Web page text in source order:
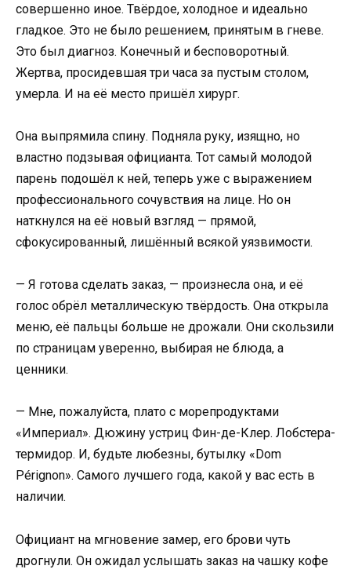
совершенно иное. Твёрдое, холодное и идеально
гладкое. Это не было решением, принятым в гневе.
Это был диагноз. Конечный и бесповоротный.
Жертва, просидевшая три часа за пустым столом,
умерла. И на её место пришёл хирург.
Она выпрямила спину. Подняла руку, изящно, но
властно подзывая официанта. Тот самый молодой
парень подошёл к ней, теперь уже с выражением
профессионального сочувствия на лице. Но он
наткнулся на её новый взгляд — прямой,
сфокусированный, лишённый всякой уязвимости.
— Я готова сделать заказ, — произнесла она, и её
голос обрёл металлическую твёрдость. Она открыла
меню, её пальцы больше не дрожали. Они скользили
по страницам уверенно, выбирая не блюда, а
ценники.
— Мне, пожалуйста, плато с морепродуктами
«Империал». Дюжину устриц Фин-де-Клер. Лобстера-
термидор. И, будьте любезны, бутылку «Dom
Pérignon». Самого лучшего года, какой у вас есть в
наличии.
Официант на мгновение замер, его брови чуть
дрогнули. Он ожидал услышать заказ на чашку кофе